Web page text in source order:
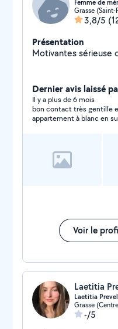
Femme de
Grasse (Saint-
3,8/5
Présentation
Motivantes sérieuse
Dernier avis laissé
Il y a plus de 6 mois
bon contact très gentille efficace travail soigné à fait un
appartement à blanc en suivant le protocole appartement
Voir le
Laetitia
Laetitia Prevel
Grasse
-/5